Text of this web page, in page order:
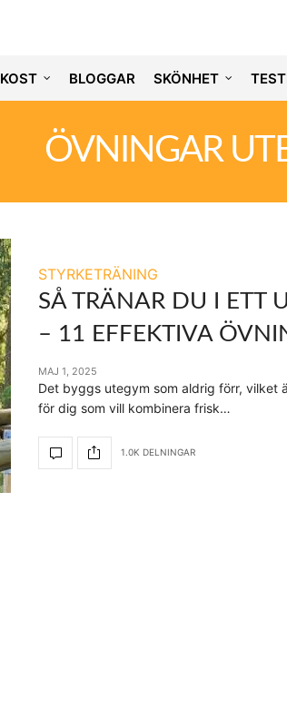
KOST BLOGGAR SKÖNHET
ÖVNINGAR
STYRKETRÄNING
SÅ TRÄNAR DU I ETT
– 11 EFFEKTIVA
MAJ 1, 2025
Det byggs utegym som aldrig förr, vilket
för dig som vill kombinera frisk…
1.0K DELNINGAR